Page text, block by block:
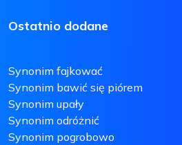
Ostatnio dodane
Synonim fajkować
Synonim bawić się piórem
Synonim upały
Synonim odróżnić
Synonim pogrobowo